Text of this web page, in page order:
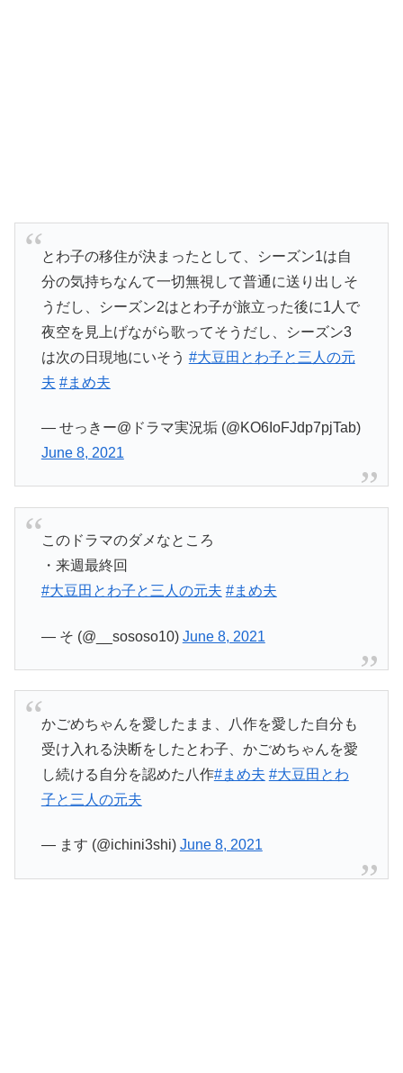
とわ子の移住が決まったとして、シーズン1は自
分の気持ちなんて一切無視して普通に送り出しそ
うだし、シーズン2はとわ子が旅立った後に1人で
夜空を見上げながら歌ってそうだし、シーズン3
は次の日現地にいそう #大豆田とわ子と三人の元
夫 #まめ夫
— せっきー@ドラマ実況垢 (@KO6IoFJdp7pjTab)
June 8, 2021
このドラマのダメなところ
・来週最終回
#大豆田とわ子と三人の元夫 #まめ夫
— そ (@__sososo10) June 8, 2021
かごめちゃんを愛したまま、八作を愛した自分も
受け入れる決断をしたとわ子、かごめちゃんを愛
し続ける自分を認めた八作#まめ夫 #大豆田とわ
子と三人の元夫
— ます (@ichini3shi) June 8, 2021